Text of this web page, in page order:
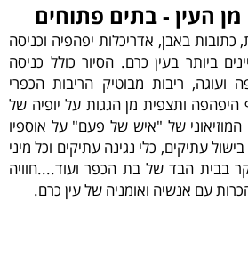
העין - בתים פתוחים
כתובות באבן, אדריכלות יפהפיה וכניסה
ביותר בעין כרם. הסיור כולל כניסה
ריבות מבוטיק הריבות הכפרי
היפהפה ותצפית מן הגגות על יופיה של
של "איש של פעם" על אוספיו
עתיקים, כלי נגינה עתיקים וכל מיני
בבית הבד של בת הכפר ועוד....חוויה
עם אנשיה ואומניה של עין כרם.